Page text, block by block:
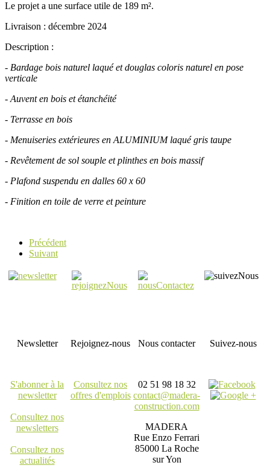
Le projet a une surface utile de 189 m².
Livraison : décembre 2024
Description :
- Bardage bois naturel laqué et douglas coloris naturel en pose
verticale
- Auvent en bois et étanchéité
- Terrasse en bois
- Menuiseries extérieures en ALUMINIUM laqué gris taupe
- Revêtement de sol souple et plinthes en bois massif
- Plafond suspendu en dalles 60 x 60
- Finition en toile de verre et peinture
Précédent
Suivant
Newsletter
S'abonner à la
newsletter
Consultez nos
newsletters
Consultez nos
actualités
Rejoignez-nous
Consultez nos
offres d'emplois
Nous contacter
02 51 98 18 32
contact@madera-
construction.com
MADERA
Rue Enzo Ferrari
85000 La Roche
sur Yon
Suivez-nous